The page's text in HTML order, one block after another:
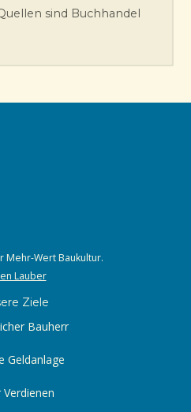
sind Buchhandel
Mehr-Wert Baukultur.
Lauber
Ziele
Bauherr
Geldanlage